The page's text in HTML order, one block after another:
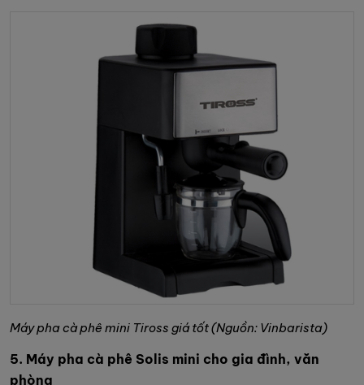
Máy pha cà phê mini Tiross giá tốt (Nguồn: Vinbarista)
5. Máy pha cà phê Solis mini cho gia đình, văn
phòng